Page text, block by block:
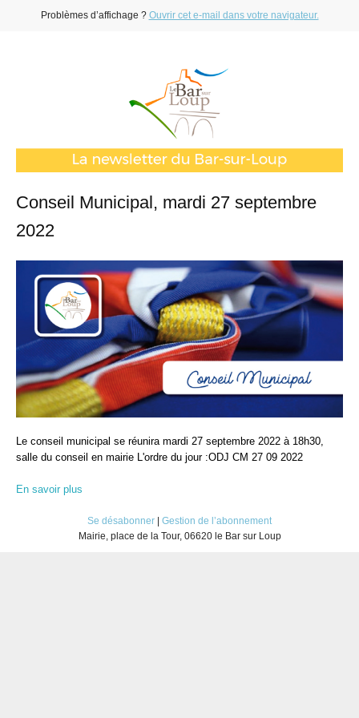
Problèmes d’affichage ? Ouvrir cet e-mail dans votre navigateur.
Conseil Municipal, mardi 27 septembre
2022
Le conseil municipal se réunira mardi 27 septembre 2022 à 18h30,
salle du conseil en mairie L'ordre du jour :ODJ CM 27 09 2022
En savoir plus
Se désabonner
Gestion de l’abonnement
Mairie, place de la Tour, 06620 le Bar sur Loup